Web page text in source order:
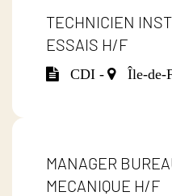
TECHNICIEN
ESSAIS H/F
CDI - Île-de-
MANAGER
MECANIQUE H/F